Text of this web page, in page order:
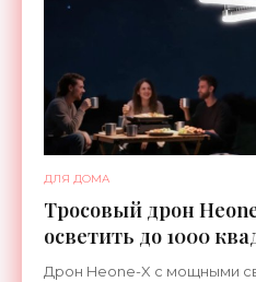
ДЛЯ ДОМА
Тросовый дрон
осветить до 1000
земли -
Дрон Heone-X с мощными